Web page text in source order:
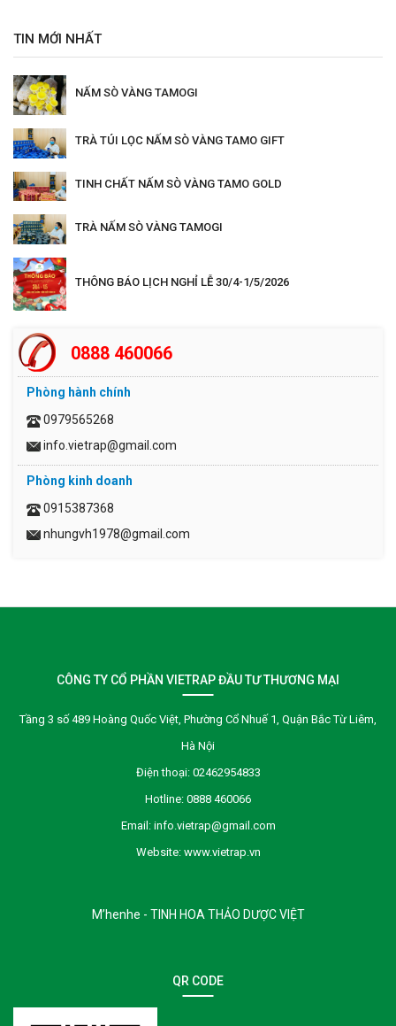
TIN MỚI NHẤT
NẤM SÒ VÀNG TAMOGI
TRÀ TÚI LỌC NẤM SÒ VÀNG TAMO GIFT
TINH CHẤT NẤM SÒ VÀNG TAMO GOLD
TRÀ NẤM SÒ VÀNG TAMOGI
THÔNG BÁO LỊCH NGHỈ LỄ 30/4-1/5/2026
0888 460066
Phòng hành chính
0979565268
info.vietrap@gmail.com
Phòng kinh doanh
0915387368
nhungvh1978@gmail.com
CÔNG TY CỔ PHẦN VIETRAP ĐẦU TƯ THƯƠNG MẠI
Tầng 3 số 489 Hoàng Quốc Việt, Phường Cổ Nhuế 1, Quận Bắc Từ Liêm,
Hà Nội
Điện thoại:02462954833
Hotline: 0888 460066
Email:info.vietrap@gmail.com
Website:www.vietrap.vn
M’henhe - TINH HOA THẢO DƯỢC VIỆT
QR CODE